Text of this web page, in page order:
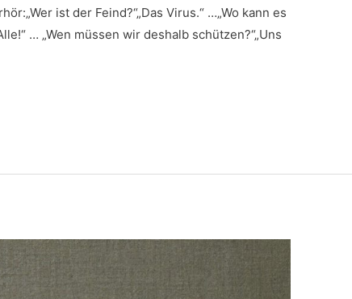
ist der Feind?“„Das Virus.“ …„Wo kann es
… „Wen müssen wir deshalb schützen?“„Uns